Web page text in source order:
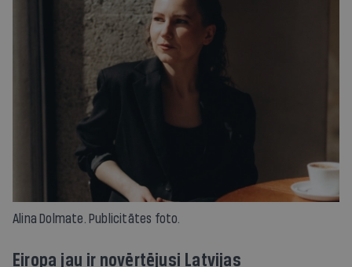
Alina Dolmate. Publicitātes foto.
Eiropa jau ir novērtējusi Latvijas